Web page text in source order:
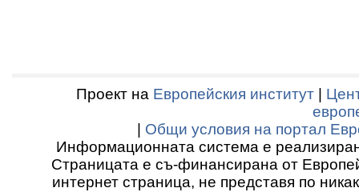
Проект на Европейския институт
Общи условия на портал
Информационната система е
Страницата е съ-финансирана от
интернет страница, не представя по